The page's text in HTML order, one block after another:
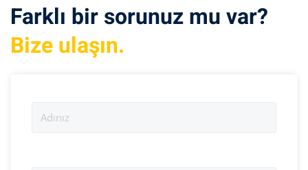
Farklı bir sorunuz mu var?
Bize ulaşın.